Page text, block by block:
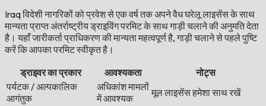
Iraq विदेशी नागरिकों को प्रवेश से एक वर्ष तक अपने वैध घरेलू लाइसेंस के साथ
मान्यता प्राप्त अंतर्राष्ट्रीय ड्राइविंग परमिट के साथ गाड़ी चलाने की अनुमति देता
है। यहाँ जारीकर्ता प्राधिकरण की मान्यता महत्वपूर्ण है, गाड़ी चलाने से पहले पुष्टि
करें कि आपका परमिट स्वीकृत है।
ड्राइवर का प्रकार
आवश्यकता
नोट्स
पर्यटक / अल्पकालिक
आगंतुक
अधिकांश मामलों
में आवश्यक
मूल लाइसेंस हमेशा साथ रखें